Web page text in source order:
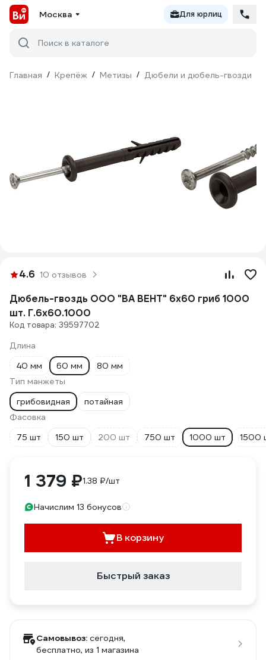
Москва Для юрлиц
Поиск в каталоге
Главная / Крепёж / Метизы / Дюбели и дюбель-гвозди
4.6 10 отзывов
Дюбель-гвоздь ООО "ВА ВЕНТ" 6x60 гриб 1000
шт. Г.6х60.1000
Код товара: 39597702
Длина
40 мм
60 мм
80 мм
Тип манжеты
грибовидная
потайная
Фасовка
75 шт
150 шт 200 шт 750 шт 1000 шт 1500
1 379 ₽1.38 ₽/шт
Начислим 13 бонусов
В корзину
Быстрый заказ
Самовывоз: сегодня,
бесплатно, из 1 магазина